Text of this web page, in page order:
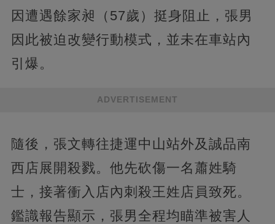
因遭遇餘家昶（57歲）挺身阻止，張男
因此被迫改變行動模式，並未在車站內
引爆。
ADVERTISEMENT
隨後，張文轉往捷運中山站外及誠品南
西店展開殺戮。他先砍傷一名蕭姓騎
士，接著衝入店內刺殺王姓店員致死。
鑑識報告顯示，張男全程均瞄準被害人